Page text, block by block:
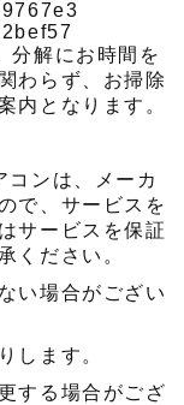
分解にお時間を
わらず、お掃除
内となります。
ンは、メーカ
で、サービスを
サービスを保証
ください。
い場合がござい
します。
する場合がござ